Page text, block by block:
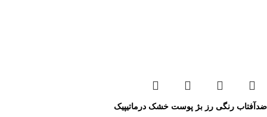
ضدآفتاب رنگی رز بژ پوست خشک درماتیپیک